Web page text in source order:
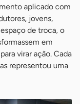
aplicado com
jovens,
de troca, o
em
virar ação. Cada
representou uma